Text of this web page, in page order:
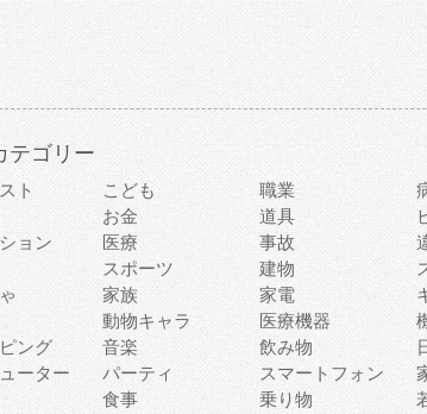
テゴリー
ト こども 職業
お金
道具
ョン
医療 事故
スポーツ
建物
家族 家電
動物キャラ
医療機器
ング
音楽 飲み物
ーター
パーティ スマートフォン
食事
乗り物